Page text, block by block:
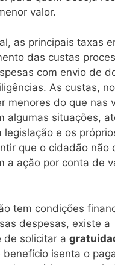
valor.
as principais taxas
das custas
com envio de
As custas,
menores do que nas
algumas situações,
legislação e os
que o cidadão não
a ação por conta de
tem condições
despesas, existe a
de solicitar a
benefício isenta o